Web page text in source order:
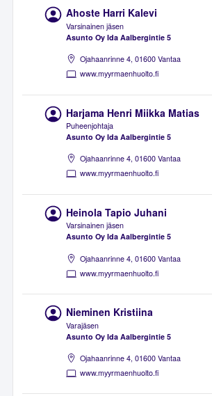
Ahoste Harri Kalevi
Varsinainen jäsen
Asunto Oy Ida Aalbergintie 5
Ojahaanrinne 4, 01600 Vantaa
www.myyrmaenhuolto.fi
Harjama Henri Miikka Matias
Puheenjohtaja
Asunto Oy Ida Aalbergintie 5
Ojahaanrinne 4, 01600 Vantaa
www.myyrmaenhuolto.fi
Heinola Tapio Juhani
Varsinainen jäsen
Asunto Oy Ida Aalbergintie 5
Ojahaanrinne 4, 01600 Vantaa
www.myyrmaenhuolto.fi
Nieminen Kristiina
Varajäsen
Asunto Oy Ida Aalbergintie 5
Ojahaanrinne 4, 01600 Vantaa
www.myyrmaenhuolto.fi